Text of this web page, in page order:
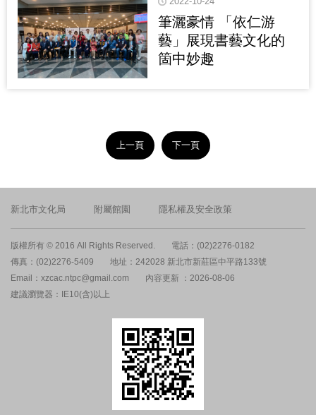
筆灑豪情 「依仁游
藝」展現書藝文化的
箇中妙趣
上一頁 下一頁
新北市文化局 附屬館園 隱私權及安全政策
版權所有 © 2016 All Rights Reserved.
電話：(02)2276-0182
傳真：(02)2276-5409
地址：242028 新北市新莊區中平路133號
Email：xzcac.ntpc@gmail.com
內容更新 ：2026-08-06
建議瀏覽器：IE10(含)以上